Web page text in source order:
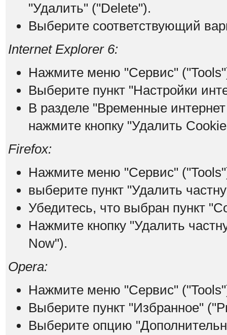
"Удалить" ("Delete").
Выберите соответствующий
Internet Explorer 6:
Нажмите меню "Сервис"
Выберите пункт "Настройки
В разделе "Временные
нажмите кнопку "Удалить
Firefox:
Нажмите меню "Сервис"
выберите пункт "Удалить
Убедитесь, что выбран пункт
Нажмите кнопку "Удалить
Now").
Opera:
Нажмите меню "Сервис"
Выберите пункт "Избранное"
Выберите опцию